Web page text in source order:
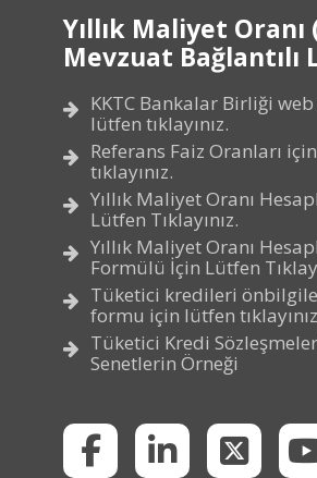
Yıllık Maliyet Oranı
Mevzuat Bağlantılı
KKTC Bankalar Birliği
lütfen tıklayınız.
Referans Faiz Oranları
tıklayınız.
Yıllık Maliyet Oranı
Lütfen Tıklayınız.
Yıllık Maliyet Oranı
Formülü İçin Lütfen
Tüketici kredileri
formu için lütfen
Tüketici Kredi
Senetlerin Örneği